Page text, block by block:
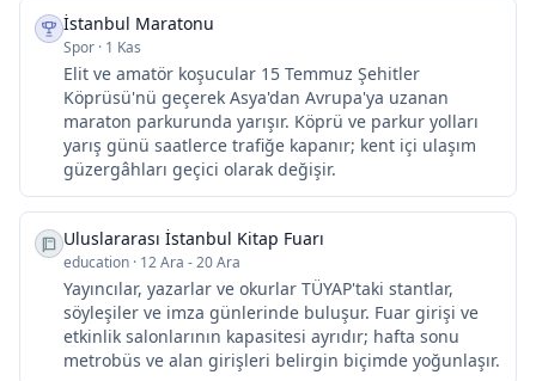
İstanbul Maratonu
Spor · 1 Kas
Elit ve amatör koşucular 15 Temmuz Şehitler
Köprüsü'nü geçerek Asya'dan Avrupa'ya uzanan
maraton parkurunda yarışır. Köprü ve parkur yolları
yarış günü saatlerce trafiğe kapanır; kent içi ulaşım
güzergâhları geçici olarak değişir.
Uluslararası İstanbul Kitap Fuarı
education · 12 Ara - 20 Ara
Yayıncılar, yazarlar ve okurlar TÜYAP'taki stantlar,
söyleşiler ve imza günlerinde buluşur. Fuar girişi ve
etkinlik salonlarının kapasitesi ayrıdır; hafta sonu
metrobüs ve alan girişleri belirgin biçimde yoğunlaşır.